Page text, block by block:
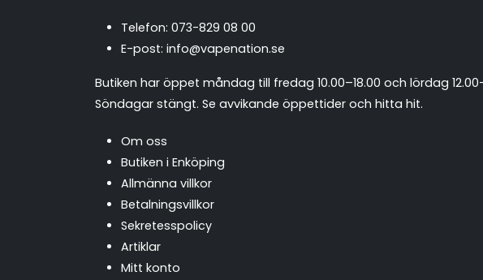
Telefon: 073-829 08 00
E-post: info@vapenation.se
Butiken har öppet måndag till fredag 10.00–18.00 och lördag
Söndagar stängt. Se avvikande öppettider och hitta hit.
Om oss
Butiken i Enköping
Allmänna villkor
Betalningsvillkor
Sekretesspolicy
Artiklar
Mitt konto